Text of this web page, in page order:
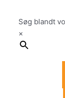
indholdet
Søg blandt
×